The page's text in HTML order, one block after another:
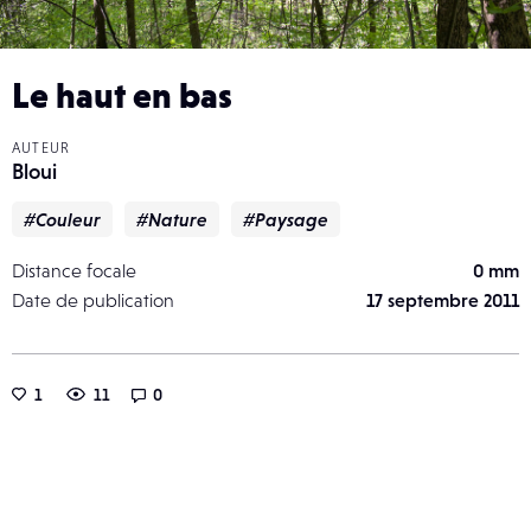
Le haut en bas
AUTEUR
Bloui
#Couleur #Nature #Paysage
Distance focale
0 mm
Date de publication
17 septembre 2011
1 11 0